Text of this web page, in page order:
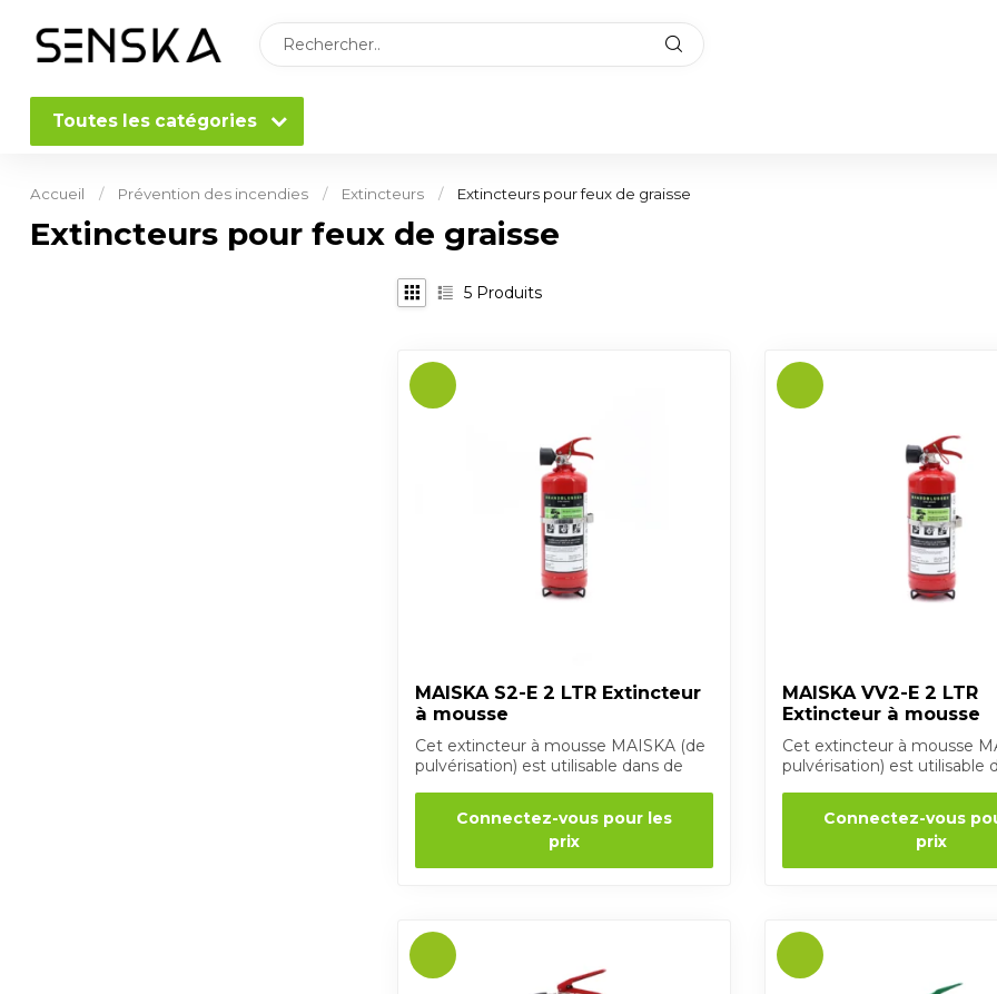
Toutes les catégories
Accueil / Prévention des incendies / Extincteurs / Extincteurs pour feux de graisse
Extincteurs pour feux de graisse
5 Produits
MAISKA S2-E 2 LTR Extincteur
à mousse
Cet extincteur à mousse MAISKA (de
pulvérisation) est utilisable dans de
Connectez-vous pour les
prix
MAISKA VV2-E 2 LTR
Extincteur à mousse
Cet extincteur à mousse
pulvérisation) est utilisable
Connectez-vous
prix